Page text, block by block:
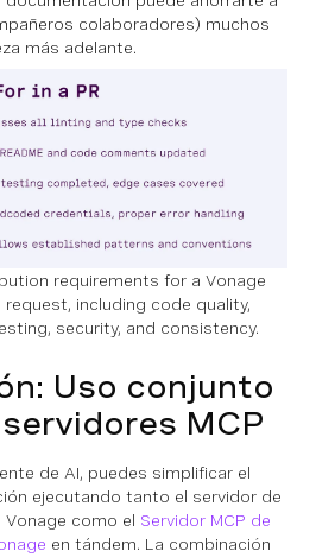
colaboradores) muchos
más adelante.
requirements for a Vonage
including code quality,
security, and consistency.
Uso conjunto
MCP
de AI, puedes simplificar el
ejecutando tanto el servidor de
Vonage como el Servidor MCP de
en tándem. La combinación